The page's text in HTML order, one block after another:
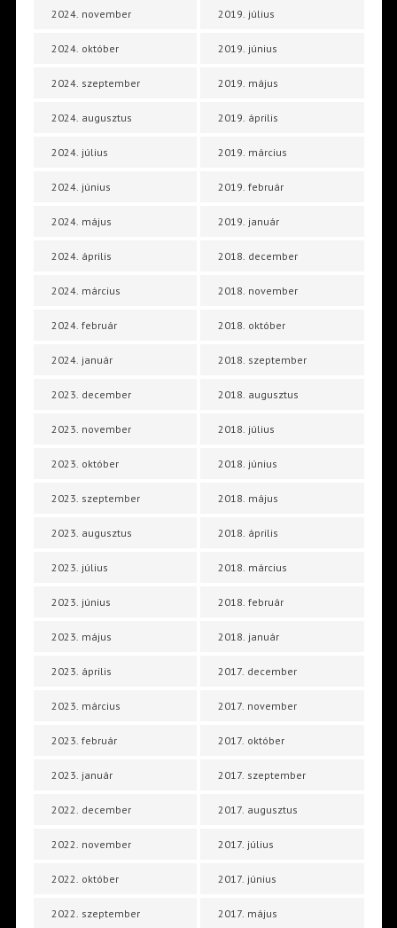
2024. november
2024. október
2024. szeptember
2024. augusztus
2024. július
2024. június
2024. május
2024. április
2024. március
2024. február
2024. január
2023. december
2023. november
2023. október
2023. szeptember
2023. augusztus
2023. július
2023. június
2023. május
2023. április
2023. március
2023. február
2023. január
2022. december
2022. november
2022. október
2022. szeptember
2019. július
2019. június
2019. május
2019. április
2019. március
2019. február
2019. január
2018. december
2018. november
2018. október
2018. szeptember
2018. augusztus
2018. július
2018. június
2018. május
2018. április
2018. március
2018. február
2018. január
2017. december
2017. november
2017. október
2017. szeptember
2017. augusztus
2017. július
2017. június
2017. május